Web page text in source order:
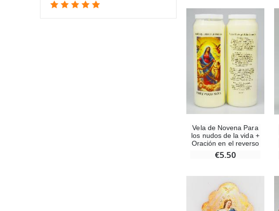
Vela de Novena Para
los nudos de la vida +
Oración en el reverso
€5.50